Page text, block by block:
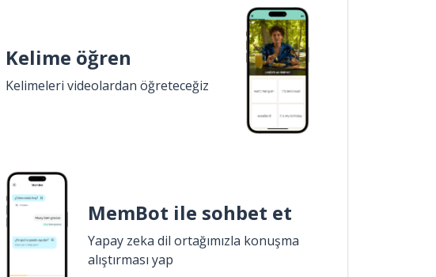
Kelime öğren
Kelimeleri videolardan öğreteceğiz
MemBot ile sohbet et
Yapay zeka dil ortağımızla konuşma
alıştırması yap